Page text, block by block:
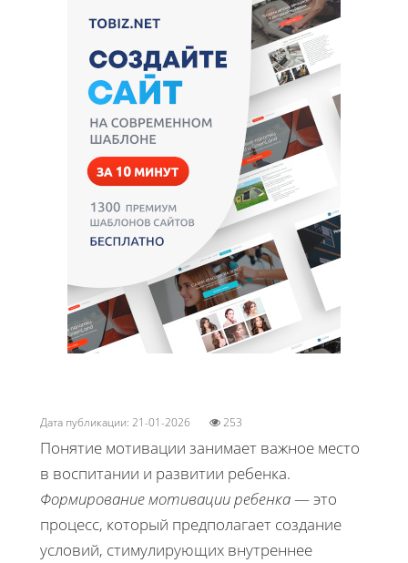
Дата публикации: 21-01-2026 253
Понятие мотивации занимает важное место
в воспитании и развитии ребенка.
Формирование мотивации ребенка— это
процесс, который предполагает создание
условий, стимулирующих внутреннее